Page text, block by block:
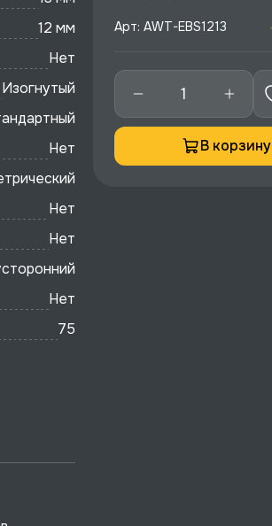
12 мм
Нет
Изогнутый
Нет
Нет
Нет
Нет
75
Арт: AWT-EBS1213
В корзину